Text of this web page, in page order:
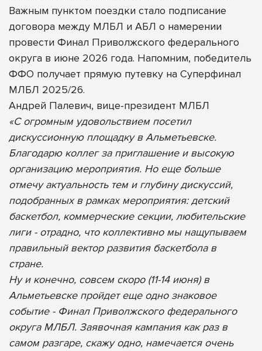
Важным пунктом поездки стало подписание
договора между МЛБЛ и АБЛ о намерении
провести Финал Приволжского федерального
округа в июне 2026 года. Напомним, победитель
ФФО получает прямую путевку на Суперфинал
МЛБЛ 2025/26.
Андрей Палевич, вице-президент МЛБЛ
«С огромным удовольствием посетил
дискуссионную площадку в Альметьевске.
Благодарю коллег за приглашение и высокую
организацию мероприятия. Но еще больше
отмечу актуальность тем и глубину дискуссий,
подобранных в рамках мероприятия: детский
баскетбол, коммерческие секции, любительские
лиги - отрадно, что коллективно мы нащупываем
правильный вектор развития баскетбола в
стране.
Ну и конечно, совсем скоро (11-14 июня) в
Альметьевске пройдет еще одно знаковое
событие - Финал Приволжского федерального
округа МЛБЛ. Заявочная кампания как раз в
самом разгаре, скажу одно, намечается очень